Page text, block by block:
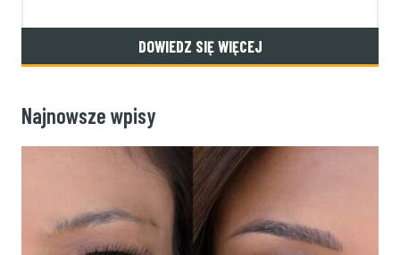
DOWIEDZ SIĘ WIĘCEJ
Najnowsze wpisy